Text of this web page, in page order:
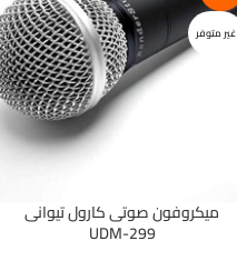
غير متوفر
ميكروفون صوتى كارول تيوانى
UDM-299